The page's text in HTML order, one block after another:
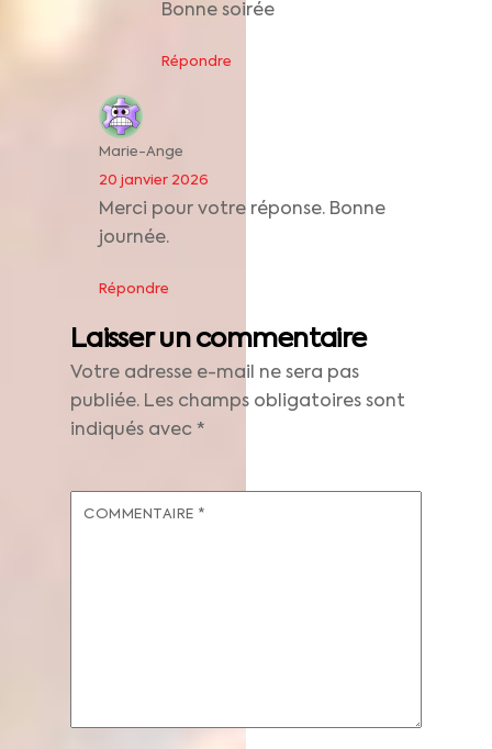
Bonne soirée
Répondre
Marie-Ange
20 janvier 2026
Merci pour votre réponse. Bonne
journée.
Répondre
Laisser un commentaire
Votre adresse e-mail ne sera pas
publiée. Les champs obligatoires sont
indiqués avec *
COMMENTAIRE *